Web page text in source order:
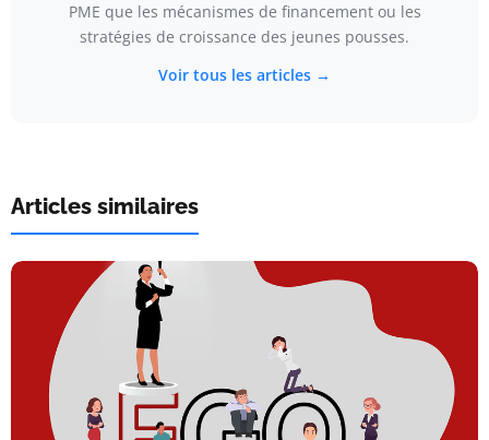
PME que les mécanismes de financement ou les
stratégies de croissance des jeunes pousses.
Voir tous les articles →
Articles similaires